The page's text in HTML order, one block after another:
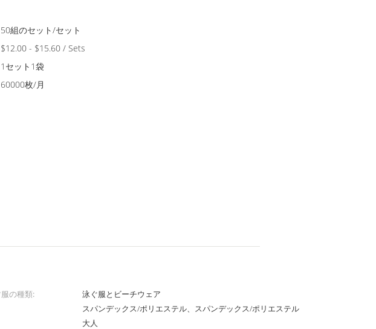
50組のセット/セット
$12.00 - $15.60 / Sets
1セット1袋
60000枚/月
の種類:
泳ぐ服とビーチウェア
スパンデックス/ポリエステル、スパンデックス/ポリエステル
大人